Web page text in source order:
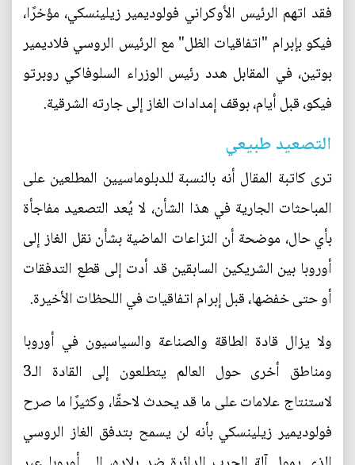
فقد اتهم الرئيس الأوكراني فولوديمير زيلينسكي، مؤخرًا،
فيكو بإبرام "اتفاقيات الظل" مع الرئيس الروسي فلاديمير
بوتين، في المقابل هدد رئيس الوزراء السلوفاكي روبرتو
فيكو، قبل أيام، بوقف إمدادات الغاز إلى جارته الشرقية.
التصعيد طبيعي
ترى كاتبة المقال أنه بالنسبة للدبلوماسيين المطلعين على
المباحثات الجارية في هذا الشأن، لا يُعد التصعيد مفاجأة
بأي حال، موضحة أن النزاعات الماضية بشأن نقل الغاز إلى
أوروبا بين الشريكين السابقين قد أدت إلى قطع التدفقات
أو حتى خفضها، قبل إبرام اتفاقيات في اللحظات الأخيرة.
ولا يزال قادة الطاقة والصناعة والسياسيون في أوروبا
ومناطق أخرى حول العالم يتطلعون إلى القادة الـ3
لاستنتاج علامات على ما قد يحدث لاحقًا، وكثيرًا ما صرح
فولوديمير زيلينسكي بأنه لن يسمح بتدفق الغاز الروسي